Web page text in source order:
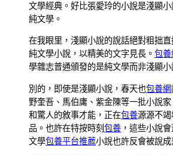
文學經典。好比張愛玲的小說是淺顯
純文學。
在我眼里，淺顯小說的說話絕對粗拙直
純文學小說，以精美的文字見長。 包養
學雜志普通頒發的是純文學而非淺顯小
別的，即使是淺顯小說，春天也包養網
野奎吾、馬伯庸、紫金陳等一批小說
和驚人的敘事才能，正在包養源源不
品。也許在特按時刻包養 ，這些小說
文學包養平台推薦小說也許反會被說成